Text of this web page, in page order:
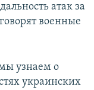
атак за
военные
узнаем о
украинских